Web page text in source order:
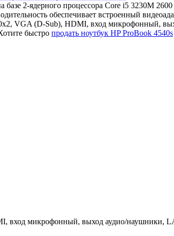
базе 2-ядерного процессора Core i5 3230M
обеспечивает встроенный
VGA (D-Sub), HDMI, вход микрофонный,
быстро продать ноутбук HP ProBook 4540s
вход микрофонный, выход аудио/наушники,